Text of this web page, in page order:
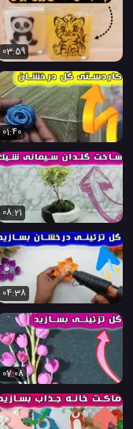
03:59
01:40
08:21
04:38
07:08